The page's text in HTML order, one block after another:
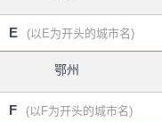
E (以E为开头的城市名)
鄂州
F (以F为开头的城市名)